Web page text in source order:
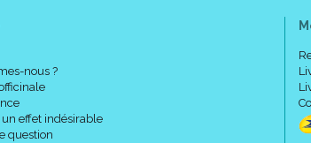
nous ?
effet indésirable
question